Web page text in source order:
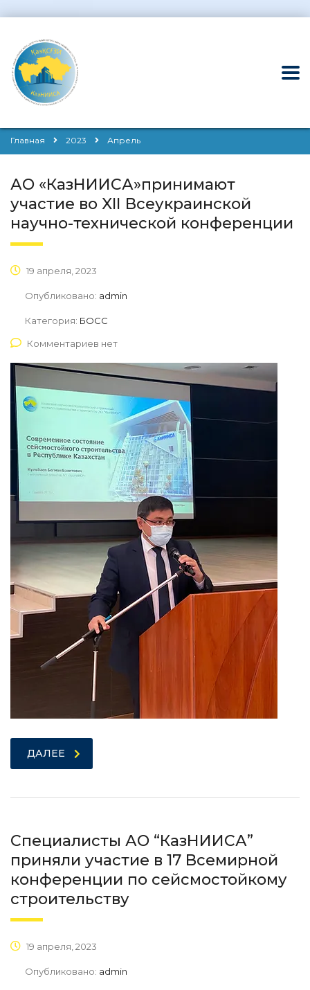
Главная 2023 Апрель
АО «КазНИИСА»принимают
участие во XIІ Всеукраинской
научно-технической конференции
19 апреля, 2023
Опубликовано: admin
Категория: БОСС
Комментариев нет
ДАЛЕЕ
Специалисты АО “КазНИИСА”
приняли участие в 17 Всемирной
конференции по сейсмостойкому
строительству
19 апреля, 2023
Опубликовано: admin